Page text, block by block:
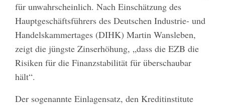
für unwahrscheinlich. Nach Einschätzung des
Hauptgeschäftsführers des Deutschen Industrie- und
Handelskammertages (DIHK) Martin Wansleben,
zeigt die jüngste Zinserhöhung, „dass die EZB die
Risiken für die Finanzstabilität für überschaubar
hält“.
Der sogenannte Einlagensatz, den Kreditinstitute